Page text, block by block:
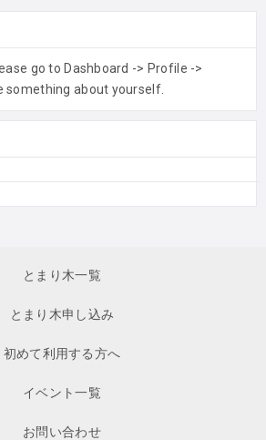
go to Dashboard -> Profile ->
something about yourself.
とまり木一覧
とまり木申し込み
初めて利用する方へ
イベント一覧
お問い合わせ